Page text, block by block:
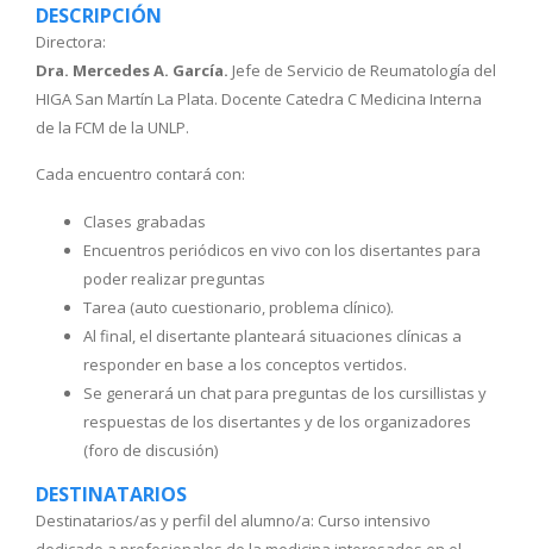
DESCRIPCIÓN
Directora:
Dra. Mercedes A. García. Jefe de Servicio de Reumatología del
HIGA San Martín La Plata. Docente Catedra C Medicina Interna
de la FCM de la UNLP.
Cada encuentro contará con:
Clases grabadas
Encuentros periódicos en vivo con los disertantes para
poder realizar preguntas
Tarea (auto cuestionario, problema clínico).
Al final, el disertante planteará situaciones clínicas a
responder en base a los conceptos vertidos.
Se generará un chat para preguntas de los cursillistas y
respuestas de los disertantes y de los organizadores
(foro de discusión)
DESTINATARIOS
Destinatarios/as y perfil del alumno/a: Curso intensivo